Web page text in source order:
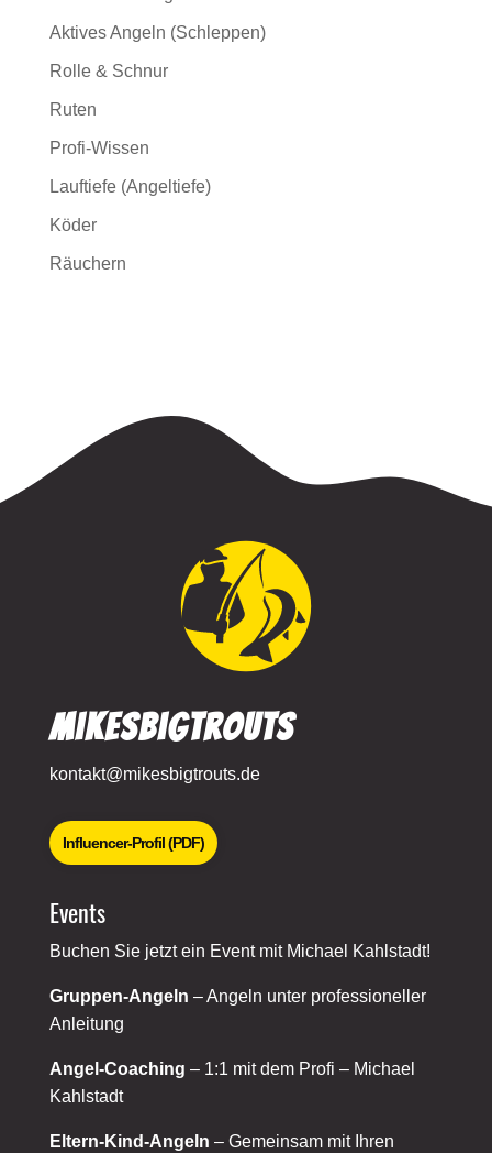
Aktives Angeln (Schleppen)
Rolle & Schnur
Ruten
Profi-Wissen
Lauftiefe (Angeltiefe)
Köder
Räuchern
MikesBigTrouts
kontakt@mikesbigtrouts.de
Influencer-Profil (PDF)
Events
Buchen Sie jetzt ein Event mit Michael Kahlstadt!
Gruppen-Angeln – Angeln unter professioneller
Anleitung
Angel-Coaching – 1:1 mit dem Profi – Michael
Kahlstadt
Eltern-Kind-Angeln – Gemeinsam mit Ihren